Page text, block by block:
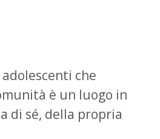
che
è un luogo in
di sé, della propria